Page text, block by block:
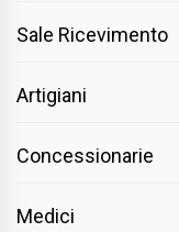
Sale Ricevimento
Artigiani
Concessionarie
Medici